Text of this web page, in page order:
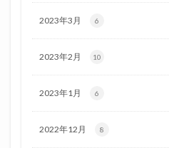
2023年3月 6
2023年2月 10
2023年1月 6
2022年12月 8